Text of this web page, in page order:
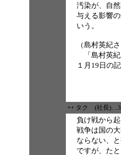
汚染が、自
与える影響
いう。
（島村英紀
「島村英紀
１月19日の
++ タク (社長
負け戦から
戦争は国の
ならない、
ですが、た